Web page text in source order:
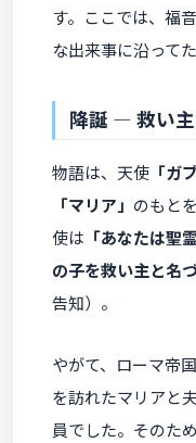
す。ここでは、福
な出来事に沿って
降誕 ― 救い
物語は、天使 「ガ
「マリア」 のもと
使は 「あなたは聖
の子を救い主と名
告知）。
やがて、ローマ帝
を訪れたマリアと
員でした。そのた